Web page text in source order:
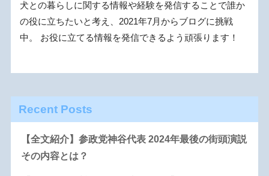
犬との暮らしに関する情報や経験を発信することで誰か
の役に立ちたいと考え、2021年7月からブログに挑戦
中。 お役に立てる情報を発信できるよう頑張ります！
Recent Posts
【全文紹介】参政党神谷代表 2024年最後の街頭演説
その内容とは？